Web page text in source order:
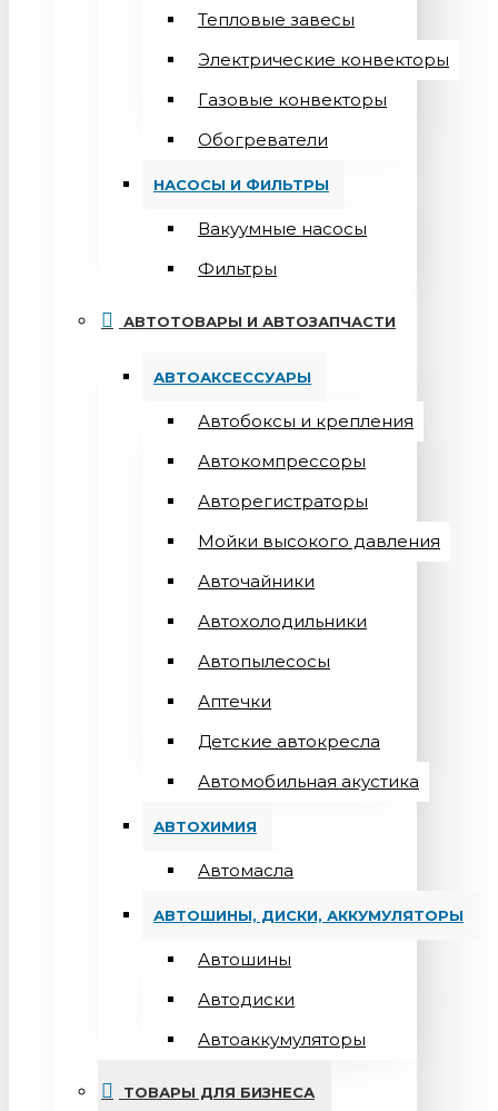
Тепловые завесы
Электрические конвекторы
Газовые конвекторы
Обогреватели
НАСОСЫ И ФИЛЬТРЫ
Вакуумные насосы
Фильтры
АВТОТОВАРЫ И АВТОЗАПЧАСТИ
АВТОАКСЕССУАРЫ
Автобоксы и крепления
Автокомпрессоры
Авторегистраторы
Мойки высокого давления
Авточайники
Автохолодильники
Автопылесосы
Аптечки
Детские автокресла
Автомобильная акустика
АВТОХИМИЯ
Автомасла
АВТОШИНЫ, ДИСКИ, АККУМУЛЯТОРЫ
Автошины
Автодиски
Автоаккумуляторы
ТОВАРЫ ДЛЯ БИЗНЕСА